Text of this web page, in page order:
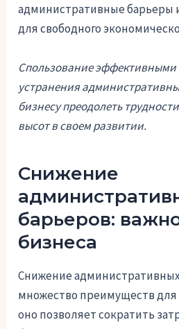
административные барьеры
для свободного
Спользование
устранения
бизнесу преодолеть
высот в своем развитии.
Снижение
барьеров:
бизнеса
Снижение
множество преимуществ для
оно позволяет сократить